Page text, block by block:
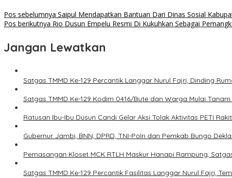
Pos sebelumnya Saipul Mendapatkan Bantuan Dari Dinas Sosial
Pos berikutnya Rio Dusun Empelu Resmi Di Kukuhkan Sebagai
Jangan Lewatkan
Satgas TMMD Ke-129 Percantik Langgar Nurul Fajri, Dinding
Satgas TMMD Ke-129 Kodim 0416/Bute dan Warga Mulai
Ratusan Ibu-Ibu Dusun Candi Gelar Aksi Tolak Aktivitas PETI
Gubernur Jambi, BNN, DPRD, TNI-Polri dan Pemkab Bungo
Pemasangan Kloset MCK RTLH Maskur Hanapi Rampung,
Satgas TMMD Ke-129 Percantik Fasilitas Langgar Nurul Fajri,